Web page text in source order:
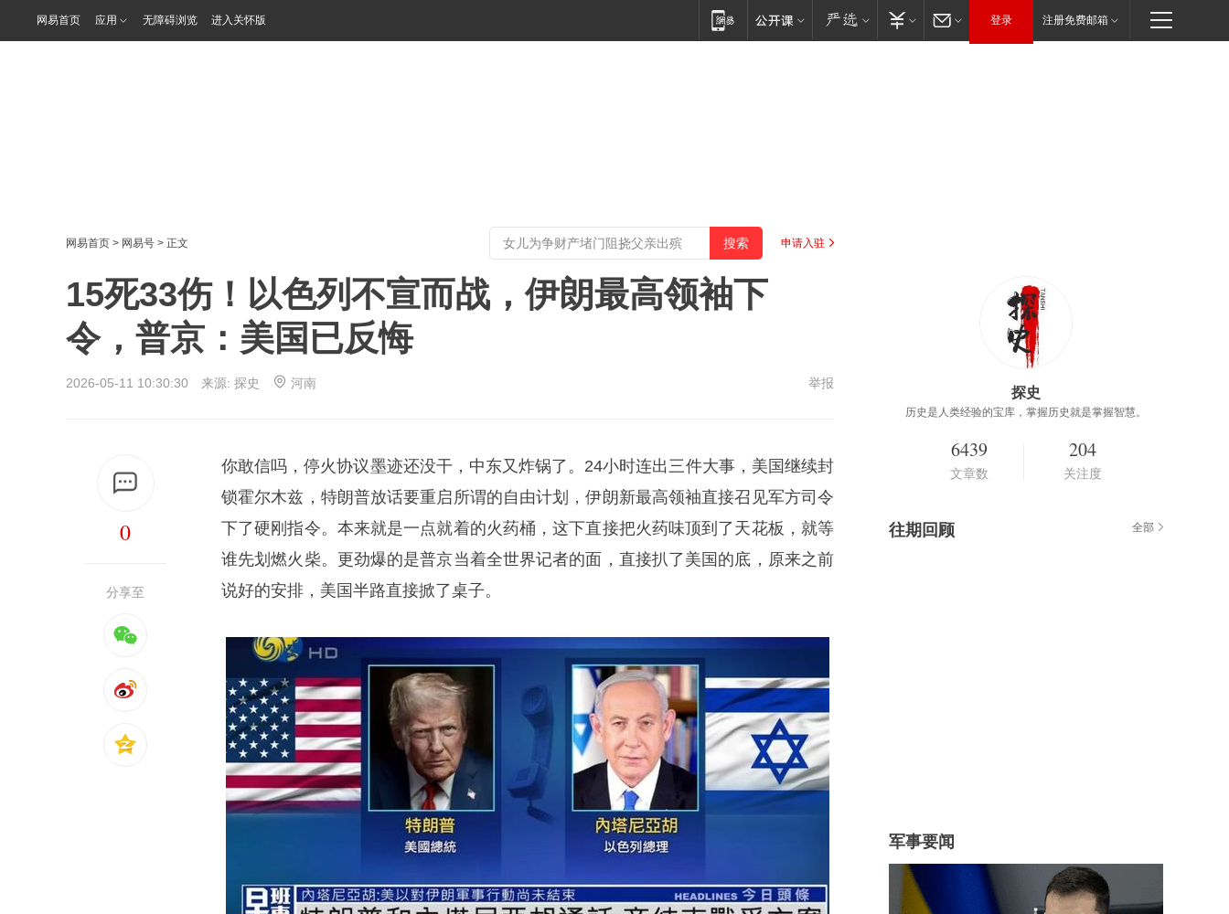
网易首页 应用 无障碍浏览 进入关怀版 登录 注册免费邮箱
网易首页 > 网易号 > 正文 申请入驻
15死33伤！以色列不宣而战，伊朗最高领袖下
令，普京：美国已反悔
2026-05-11 10:30:30 来源: 探史 河南 举报
0
分享至
你敢信吗，停火协议墨迹还没干，中东又炸锅了。24小时连出三件大事，美国继续封
锁霍尔木兹，特朗普放话要重启所谓的自由计划，伊朗新最高领袖直接召见军方司令
下了硬刚指令。本来就是一点就着的火药桶，这下直接把火药味顶到了天花板，就等
谁先划燃火柴。更劲爆的是普京当着全世界记者的面，直接扒了美国的底，原来之前
说好的安排，美国半路直接掀了桌子。
探史
历史是人类经验的宝库，掌握历史就是掌握智慧。
6439
文章数
204
关注度
往期回顾 全部
军事要闻